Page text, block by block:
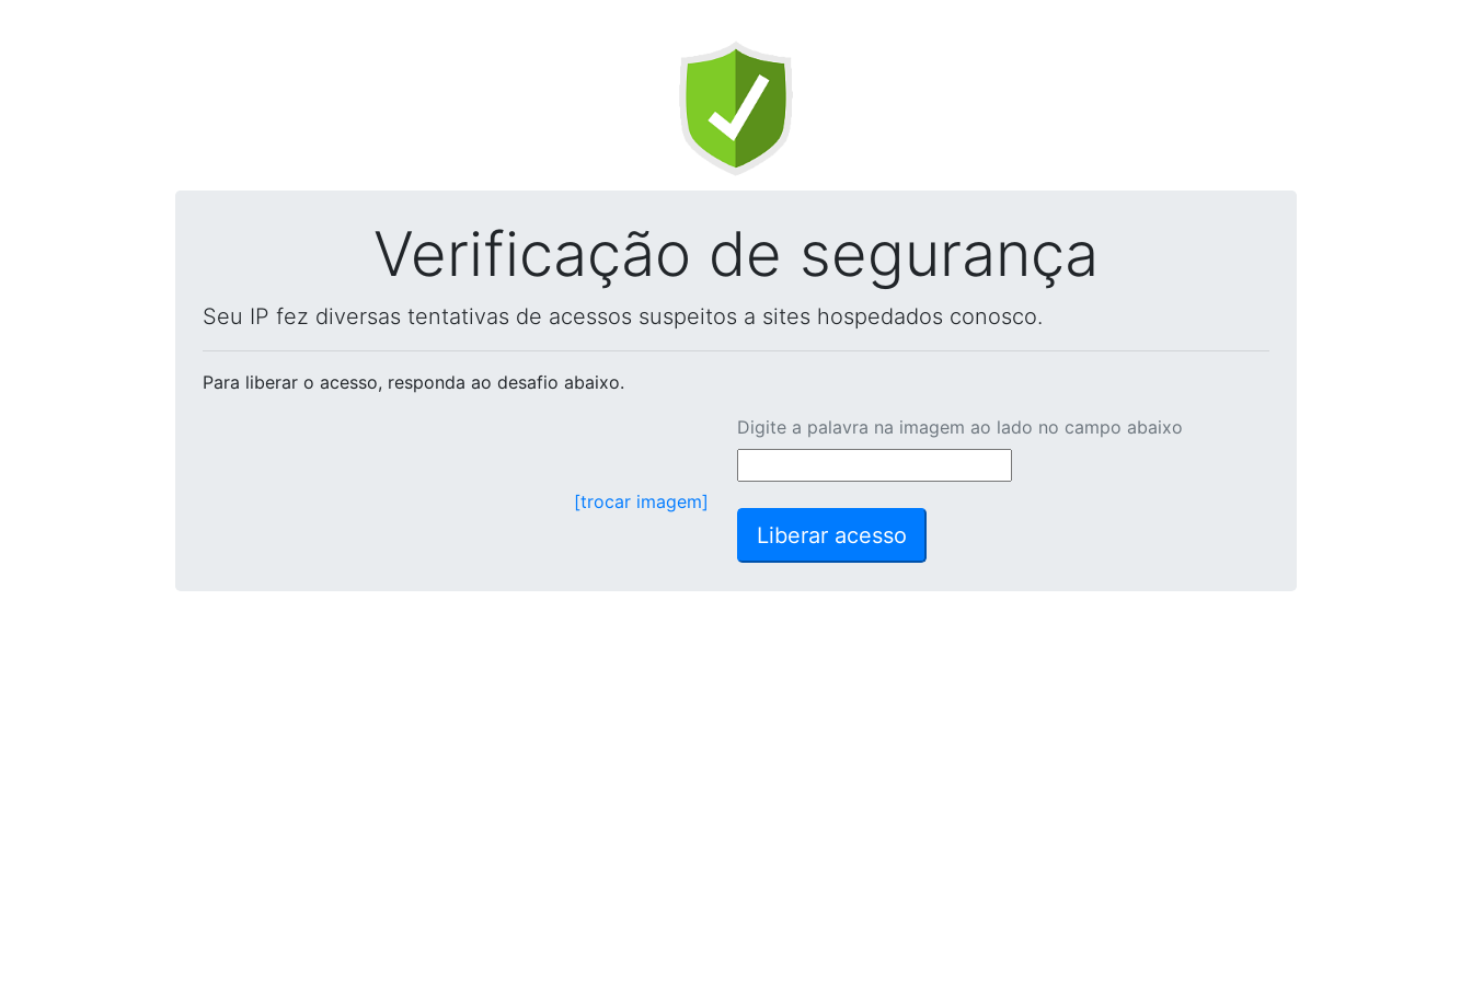
Verificação de segurança
Seu IP fez diversas tentativas de acessos suspeitos a sites hospedados conosco.
Para liberar o acesso, responda ao desafio abaixo.
[trocar imagem]
Digite a palavra na imagem ao lado no campo abaixo